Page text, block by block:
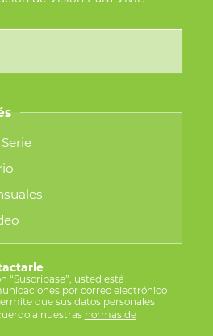
“Suscríbase”, usted está
por correo electrónico
que sus datos personales
a nuestras normas de